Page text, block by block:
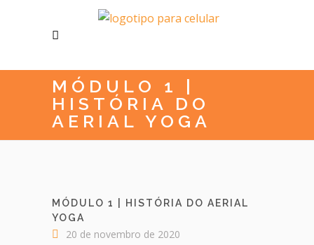
MÓDULO 1 |
HISTÓRIA DO
AERIAL YOGA
MÓDULO 1 | HISTÓRIA DO AERIAL
YOGA
20 de novembro de 2020